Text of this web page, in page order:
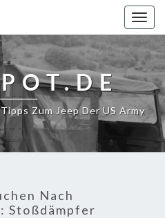
Zum Jeep Der US Army
Nach
Stoßdämpfer